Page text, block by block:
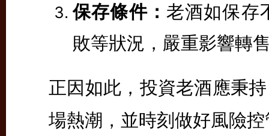
保存條件： 老酒如保存
敗等狀況，嚴重影響轉
正因如此，投資老酒應秉
場熱潮，並時刻做好風險